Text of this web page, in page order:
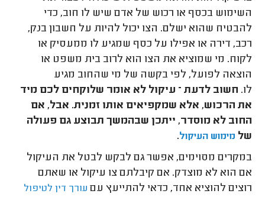
השימוש בכסף או רכוש של אדם שיש לו חוב, כדי
להבטיח שהוא ישלם. הצו יכול להיות על חשבון בנק,
רכב, דירה או אפילו על כסף שמגיע לו ממעסיק או
לקוח. מי שמוציא את הצו הוא לרוב בית משפט או
הוצאה לפועל, לפי בקשה של מי שהחוב מגיע
לו. חשוב לדעת – עיקול לא אומר שלוקחים לכם מיד
את הרכוש, אלא שמקפיאים אותו זמנית. אבל, אם
החוב לא מוסדר, ייתכן שבהמשך תבוצע גם פעולה
של מימוש העיקול.
במקרים מסוימים, אפשר גם לבקש לבטל את העיקול
אם הוא לא מוצדק. אם קיבלתם צו עיקול או שאתם
רוצים להוציא אחד, כדאי להתייעץ עם עורך דין לטיפול